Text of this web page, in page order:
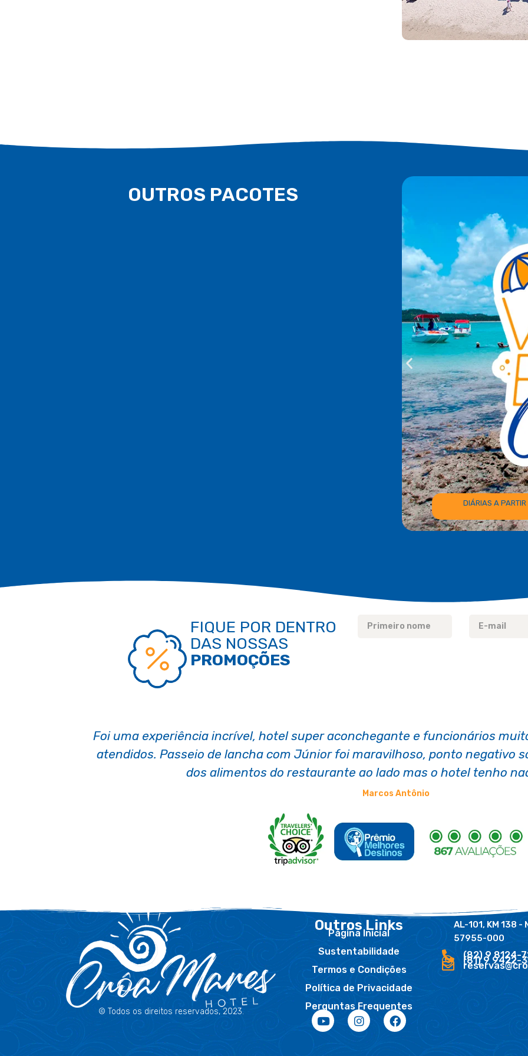
OUTROS PACOTES
DIÁRIAS A PARTIR
FIQUE POR DENTRO
DAS NOSSAS
PROMOÇÕES
Perfeito na alimentação, higienização, bom atendimento e boa
estacionamento com segurança. Bem recepcionado um cardápio
fomos bem orientandos.
Aucilene Maria
© Todos os direitos reservados, 2023.
Outros Links
Página Inicial
Sustentabilidade
Termos e Condições
Política de Privacidade
Perguntas Frequentes
AL-101, KM 138
57955-000
(82) 9 8124-
(81) 9 9422-